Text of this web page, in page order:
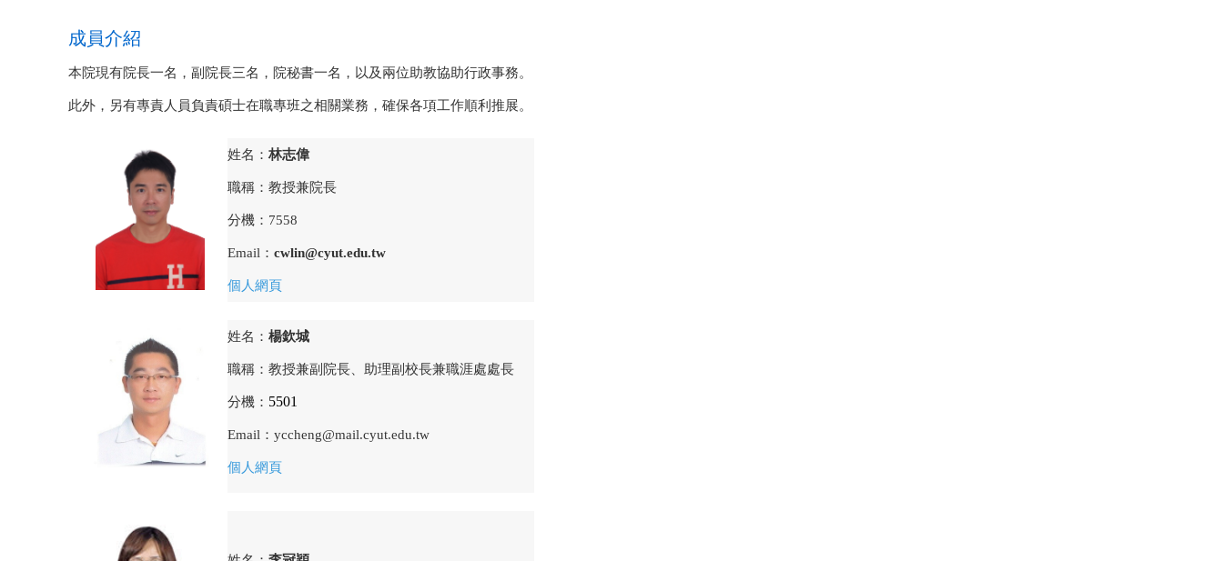
成員介紹
本院現有院長一名，副院長三名，院秘書一名，以及兩位助教協助行政事務。
此外，另有專責人員負責碩士在職專班之相關業務，確保各項工作順利推展。
姓名： 林志偉
職稱：教授兼院長
分機： 7558
Email： cwlin@cyut.edu.tw
個人網頁
姓名： 楊欽城
職稱：教授兼副院長、助理副校長兼職涯處處長
分機： 5501
Email： yccheng@mail.cyut.edu.tw
個人網頁